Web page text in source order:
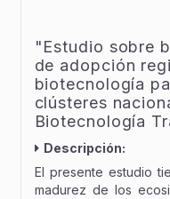
"Estudio sobre
de adopción
biotecnología
clústeres
Biotecnología
Descripción:
El presente estudio
madurez de los